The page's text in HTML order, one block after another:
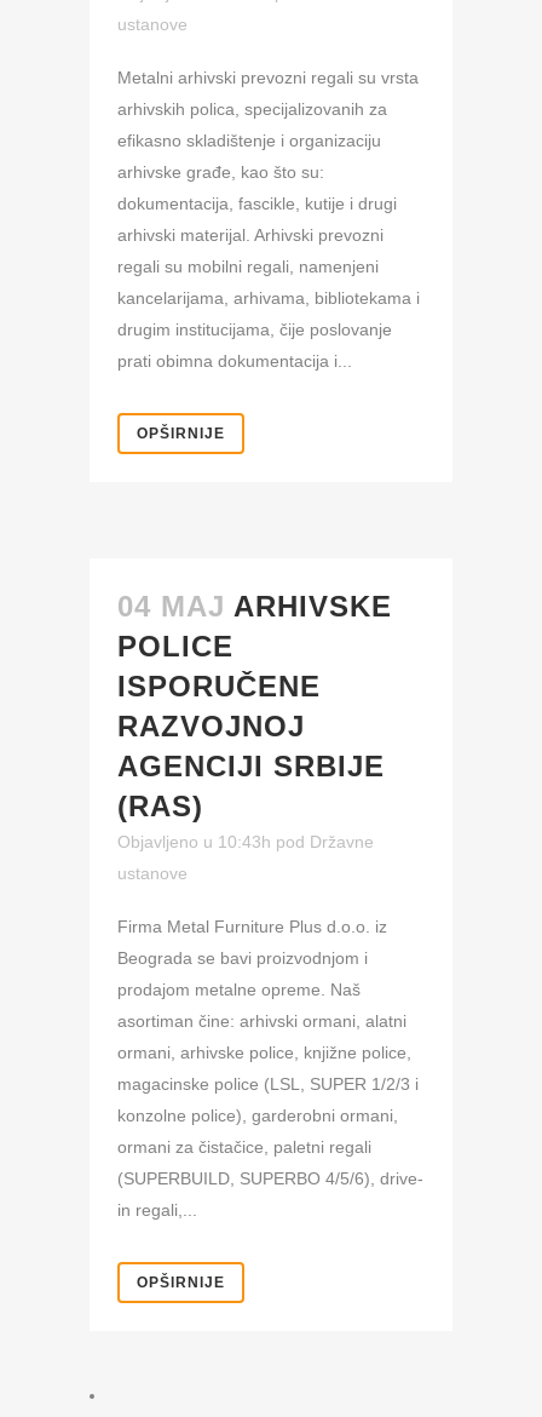
ustanove
Metalni arhivski prevozni regali su vrsta
arhivskih polica, specijalizovanih za
efikasno skladištenje i organizaciju
arhivske građe, kao što su:
dokumentacija, fascikle, kutije i drugi
arhivski materijal. Arhivski prevozni
regali su mobilni regali, namenjeni
kancelarijama, arhivama, bibliotekama i
drugim institucijama, čije poslovanje
prati obimna dokumentacija i...
OPŠIRNIJE
04 MAJ ARHIVSKE
POLICE
ISPORUČENE
RAZVOJNOJ
AGENCIJI SRBIJE
(RAS)
Objavljeno u 10:43h pod Državne
ustanove
Firma Metal Furniture Plus d.o.o. iz
Beograda se bavi proizvodnjom i
prodajom metalne opreme. Naš
asortiman čine: arhivski ormani, alatni
ormani, arhivske police, knjižne police,
magacinske police (LSL, SUPER 1/2/3 i
konzolne police), garderobni ormani,
ormani za čistačice, paletni regali
(SUPERBUILD, SUPERBO 4/5/6), drive-
in regali,...
OPŠIRNIJE